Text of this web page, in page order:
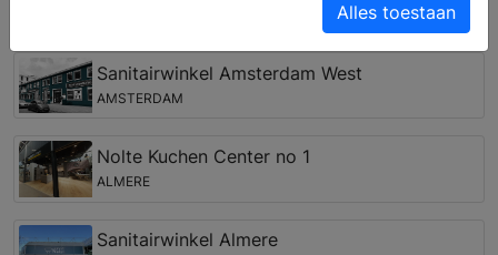
Badkamer winkel in de regio Edam
Sanitairwinkel Amsterdam West
AMSTERDAM
Nolte Kuchen Center no 1
ALMERE
Sanitairwinkel Almere
Alles toestaan